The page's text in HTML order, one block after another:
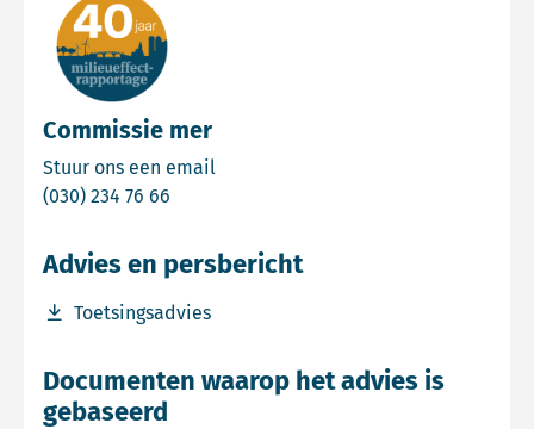
Commissie mer
Stuur ons een email
(030) 234 76 66
Advies en persbericht
Toetsingsadvies
Download bestand Toetsingsadvies
Documenten waarop het advies is
gebaseerd